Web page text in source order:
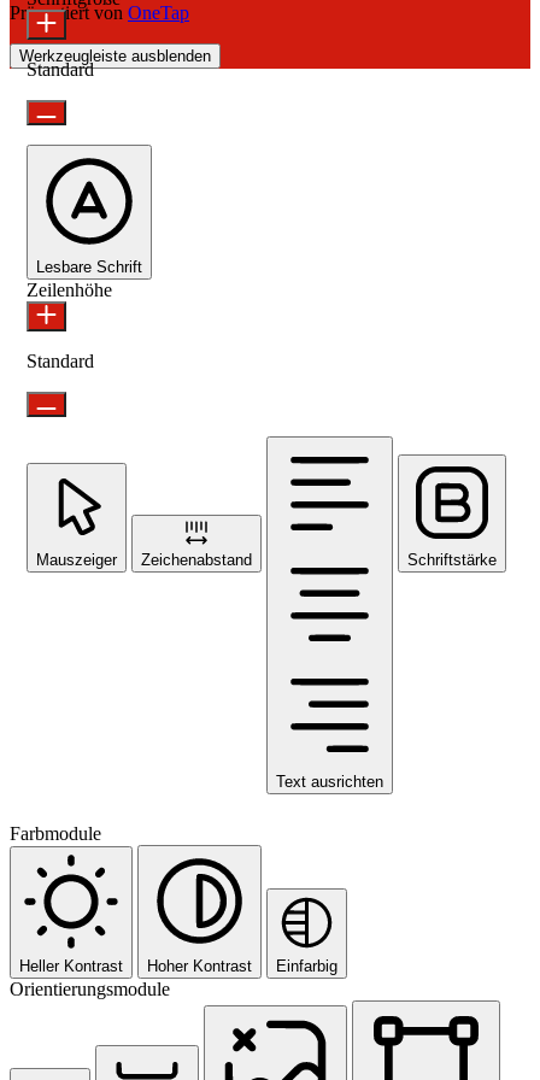
Präsentiert von OneTap
Werkzeugleiste ausblenden
Standard
Lesbare Schrift
Zeilenhöhe
Standard
Mauszeiger Zeichenabstand
Text ausrichten
Schriftstärke
Farbmodule
Heller Kontrast Hoher Kontrast Einfarbig
Orientierungsmodule